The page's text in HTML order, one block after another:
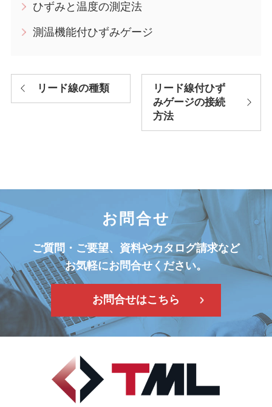
ひずみと温度の測定法
測温機能付ひずみゲージ
リード線の種類
リード線付ひず
みゲージの接続
方法
お問合せ
ご質問・ご要望、資料やカタログ請求など
お気軽にお問合せください。
お問合せはこちら